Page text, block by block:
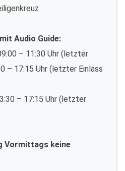
Audio Guide:
– 11:30 Uhr (letzter
– 17:15 Uhr (letzter Einlass
– 17:15 Uhr (letzter
Vormittags keine